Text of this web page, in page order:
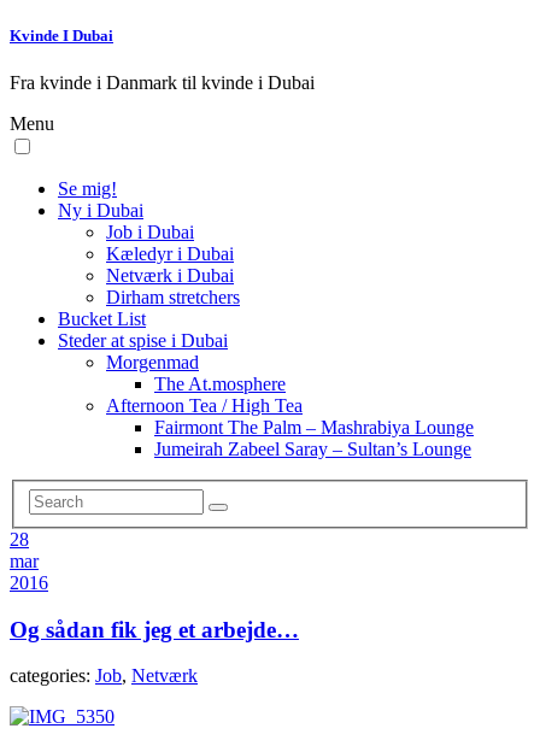
Kvinde I Dubai
Fra kvinde i Danmark til kvinde i Dubai
Menu
Se mig!
Ny i Dubai
Job i Dubai
Kæledyr i Dubai
Netværk i Dubai
Dirham stretchers
Bucket List
Steder at spise i Dubai
Morgenmad
The At.mosphere
Afternoon Tea / High Tea
Fairmont The Palm – Mashrabiya Lounge
Jumeirah Zabeel Saray – Sultan’s Lounge
28
mar
2016
Og sådan fik jeg et arbejde…
categories: Job, Netværk